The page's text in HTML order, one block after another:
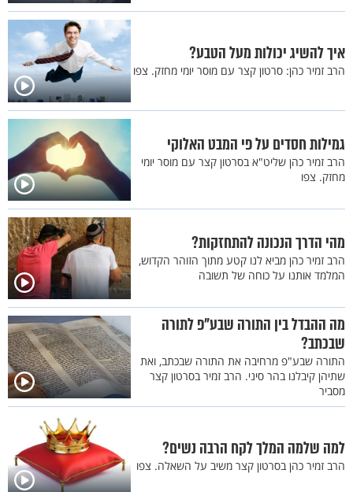
איך להשיג יכולות מעל הטבע?
הרב זמיר כהן: סרטון קצר עם מוסר יומי מחזק. צפו
גמילות חסדים על פי המבט האלוקי
הרב זמיר כהן שליט"א בסרטון קצר עם מוסר יומי
מחזק. צפו
מהי הדרך הנכונה להתחזקות?
הרב זמיר כהן מביא לנו קטע מתוך הזוהר הקדוש,
המלמד אותנו על כוחה של תשובה
מה ההבדל בין התורה שבע"פ לתורה
שבכתב?
התורה שבע"פ מרחיבה את התורה שבכתב, ואת
שתיהן קיבלנו בהר סיני. הרב זמיר בסרטון קצר
מסביר
למה שלמה המלך לקח הרבה נשים?
הרב זמיר כהן בסרטון קצר משיב על השאלה. צפו